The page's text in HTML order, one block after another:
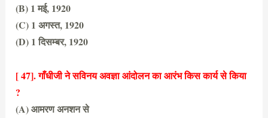
(B) 1 मई, 1920
(C) 1 अगस्त, 1920
(D) 1 दिसम्बर, 1920
[ 47]. गाँधीजी ने सविनय अवज्ञा आंदोलन का आरंभ किस कार्य से किया
?
(A) आमरण अनशन से